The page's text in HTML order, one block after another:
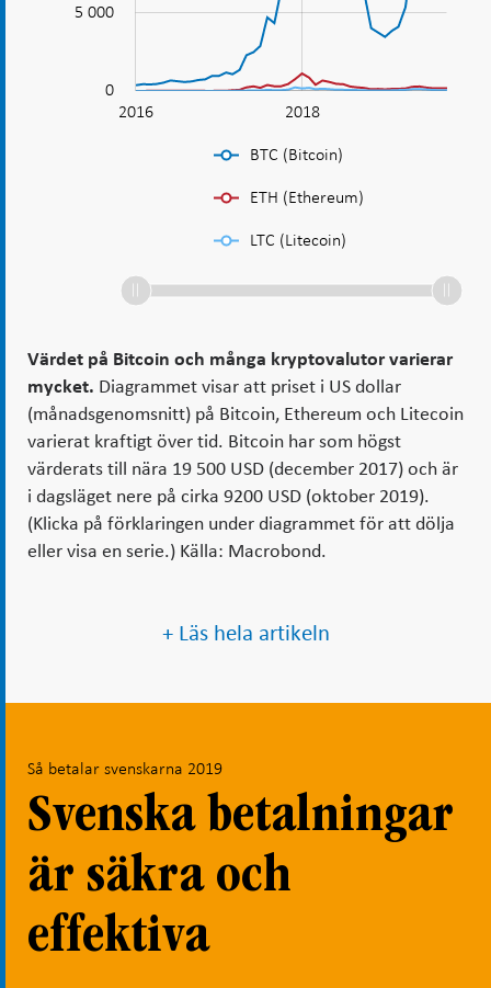
varierar
0
5 000
L
2016 2018
2020
BTC (Bitcoin)
ETH (Ethereum)
LTC (Litecoin)
Värdet på Bitcoin och många kryptovalutor varierar
mycket. Diagrammet visar att priset i US dollar
(månadsgenomsnitt) på Bitcoin, Ethereum och Litecoin
varierat kraftigt över tid. Bitcoin har som högst
värderats till nära 19 500 USD (december 2017) och är
i dagsläget nere på cirka 9200 USD (oktober 2019).
(Klicka på förklaringen under diagrammet för att dölja
eller visa en serie.) Källa: Macrobond.
+ Läs hela artikeln
Så betalar svenskarna 2019
Svenska betalningar
är säkra och
effektiva